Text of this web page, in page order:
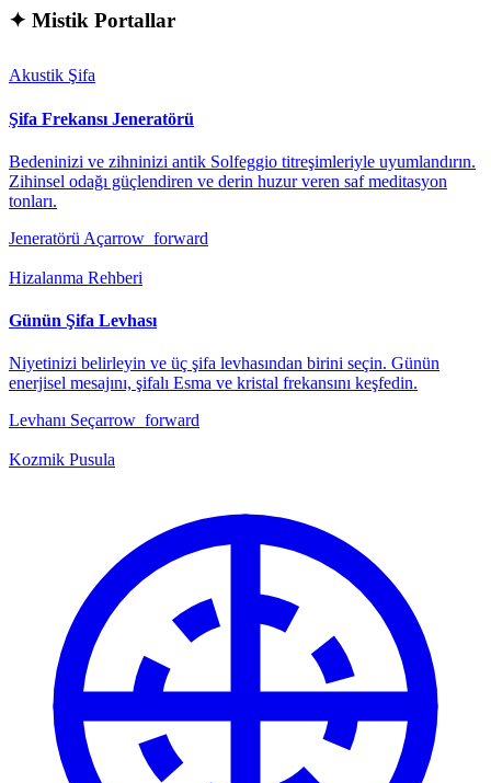
✦ Mistik Portallar
Akustik Şifa
Şifa Frekansı Jeneratörü
Bedeninizi ve zihninizi antik Solfeggio titreşimleriyle uyumlandırın.
Zihinsel odağı güçlendiren ve derin huzur veren saf meditasyon
tonları.
Jeneratörü Açarrow_forward
Hizalanma Rehberi
Günün Şifa Levhası
Niyetinizi belirleyin ve üç şifa levhasından birini seçin. Günün
enerjisel mesajını, şifalı Esma ve kristal frekansını keşfedin.
Levhanı Seçarrow_forward
Kozmik Pusula